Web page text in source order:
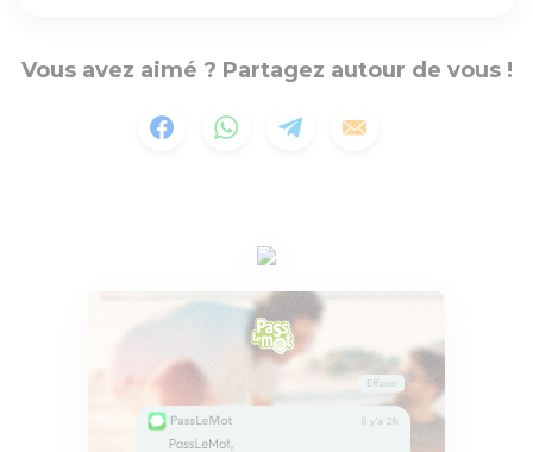
Vous avez aimé ? Partagez autour de vous !